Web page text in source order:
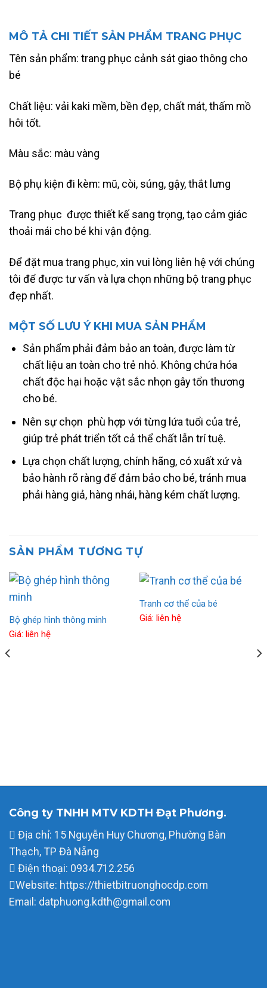
MÔ TẢ CHI TIẾT SẢN PHẨM TRANG PHỤC
Tên sản phẩm: trang phục cảnh sát giao thông cho
bé
Chất liệu: vải kaki mềm, bền đẹp, chất mát, thấm mồ
hôi tốt.
Màu sắc: màu vàng
Bộ phụ kiện đi kèm: mũ, còi, súng, gậy, thắt lưng
Trang phục được thiết kế sang trọng, tạo cảm giác
thoải mái cho bé khi vận động.
Để đặt mua trang phục, xin vui lòng liên hệ với chúng
tôi để được tư vấn và lựa chọn những bộ trang phục
đẹp nhất.
MỘT SỐ LƯU Ý KHI MUA SẢN PHẨM
Sản phẩm phải đảm bảo an toàn, được làm từ
chất liệu an toàn cho trẻ nhỏ. Không chứa hóa
chất độc hại hoặc vật sắc nhọn gây tổn thương
cho bé.
Nên sự chọn phù hợp với từng lứa tuổi của trẻ,
giúp trẻ phát triển tốt cả thể chất lẫn trí tuệ.
Lựa chọn chất lượng, chính hãng, có xuất xứ và
bảo hành rõ ràng để đảm bảo cho bé, tránh mua
phải hàng giả, hàng nhái, hàng kém chất lượng.
SẢN PHẨM TƯƠNG TỰ
Bộ ghép hình thông minh
Giá: liên hệ
Tranh cơ thể của bé
Giá: liên hệ
Công ty TNHH MTV KDTH Đạt Phương.
Địa chỉ: 15 Nguyễn Huy Chương, Phường Bàn
Thạch, TP Đà Nẵng
Điện thoại: 0934.712.256
Website: https://thietbitruonghocdp.com
Email: datphuong.kdth@gmail.com